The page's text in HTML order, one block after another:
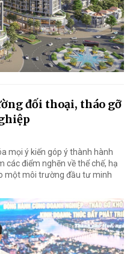
đối thoại, tháo gỡ
mọi ý kiến góp ý thành hành
điểm nghẽn về thể chế, hạ
một môi trường đầu tư minh